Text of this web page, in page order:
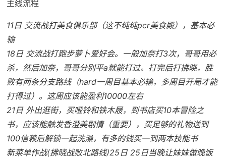
主线流程
11日 交流战打美食俱乐部（这不纯纯pcr美食殿），基本必
输
18日 交流战打跑步萝卜爱好会。一般加奈打3次，哥哥用必
杀，然后加奈，哥哥分别平a就能打过。打完后打拂晓，胜
败有两条分支路线（hard一周目基本必输，多周目开局才能
打得过）。这周应该能盈利10000左右
21日 外出逛街，买哑铃和铁木屐，到书店买10本冒险之
书，应该能触发香澄美剧情（重要），买足够的礼物送到
100信赖后解锁一起洗澡，有多的钱买一到两本技能书
新菜单作战(拂晓战败北路线)25日 25日当晚让妹妹做晚饭